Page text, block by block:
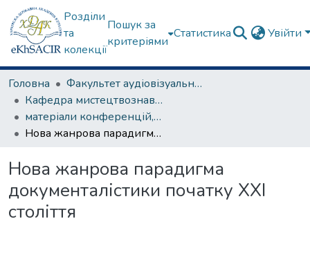
Розділи
та
колекції
Пошук за
критеріями
Статистика Увійти
Головна
Факультет аудіовізуального мистецтва
Кафедра мистецтвознавства
матеріали конференцій, семінарів, круглих столів та ін.
Нова жанрова парадигма документалістики початку ХХІ століття
Нова жанрова парадигма
документалістики початку ХХІ
століття